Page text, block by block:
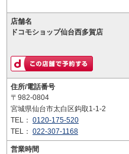
店舗名
ドコモショップ仙台西多賀店
住所/電話番号
〒982-0804
宮城県仙台市太白区鈎取1-1-2
TEL： 0120-175-520
TEL： 022-307-1168
営業時間